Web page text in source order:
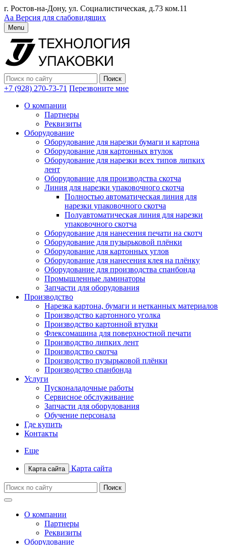
г. Ростов-на-Дону, ул. Социалистическая, д.73 ком.11
Аа Версия для слабовидящих
Menu
+7 (928) 270-73-71 Перезвоните мне
О компании
Партнеры
Реквизиты
Оборудование
Оборудование для нарезки бумаги и картона
Оборудование для картонных втулок
Оборудование для нарезки всех типов липких
лент
Оборудование для производства скотча
Линия для нарезки упаковочного скотча
Полностью автоматическая линия для
нарезки упаковочного скотча
Полуавтоматическая линия для нарезки
упаковочного скотча
Оборудование для нанесения печати на скотч
Оборудование для пузырьковой плёнки
Оборудование для картонных углов
Оборудование для нанесения клея на плёнку
Оборудование для производства спанбонда
Промышленные ламинаторы
Запчасти для оборудования
Производство
Нарезка картона, бумаги и нетканных материалов
Производство картонного уголка
Производство картонной втулки
Флексомашина для поверхностной печати
Производство липких лент
Производство скотча
Производство пузырьковой плёнки
Производство спанбонда
Услуги
Пусконаладочные работы
Сервисное обслуживание
Запчасти для оборудования
Обучение персонала
Где купить
Контакты
Еще
Карта сайта Карта сайта
О компании
Партнеры
Реквизиты
Оборудование